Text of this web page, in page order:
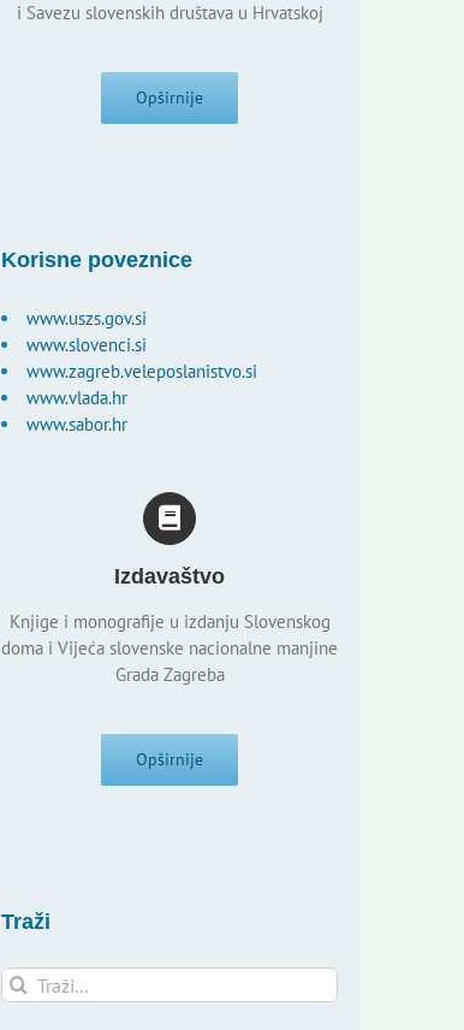
i Savezu slovenskih društava u Hrvatskoj
Opširnije
Korisne poveznice
www.uszs.gov.si
www.slovenci.si
www.zagreb.veleposlanistvo.si
www.vlada.hr
www.sabor.hr
Izdavaštvo
Knjige i monografije u izdanju Slovenskog
doma i Vijeća slovenske nacionalne manjine
Grada Zagreba
Opširnije
Traži
Traži...